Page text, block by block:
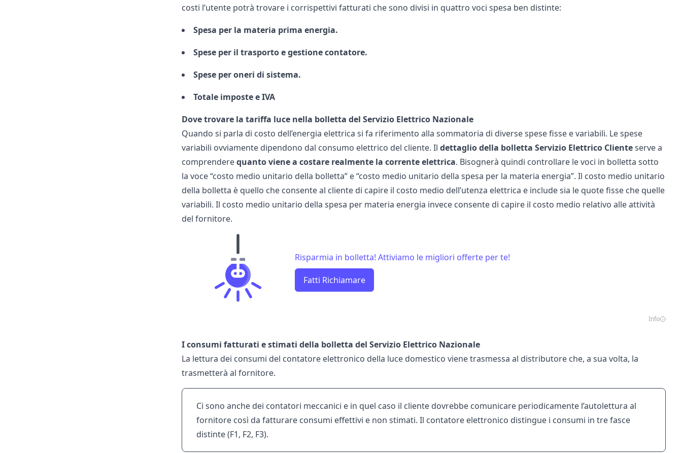
costi l’utente potrà trovare i corrispettivi fatturati che sono divisi in quattro voci spesa ben distinte:
Spesa per la materia prima energia.
Spese per il trasporto e gestione contatore.
Spese per oneri di sistema.
Totale imposte e IVA
Dove trovare la tariffa luce nella bolletta del Servizio Elettrico Nazionale
Quando si parla di costo dell’energia elettrica si fa riferimento alla sommatoria di diverse spese fisse e variabili. Le spese
variabili ovviamente dipendono dal consumo elettrico del cliente. Il dettaglio della bolletta Servizio Elettrico Clienteserve a
comprenderequanto viene a costare realmente la corrente elettrica. Bisognerà quindi controllare le voci in bolletta sotto
la voce “costo medio unitario della bolletta” e “costo medio unitario della spesa per la materia energia”. Il costo medio unitario
della bolletta è quello che consente al cliente di capire il costo medio dell’utenza elettrica e include sia le quote fisse che quelle
variabili. Il costo medio unitario della spesa per materia energia invece consente di capire il costo medio relativo alle attività
del fornitore.
Risparmia in bolletta! Attiviamo le migliori offerte per te!
Fatti Richiamare
Info
I consumi fatturati e stimati della bolletta del Servizio Elettrico Nazionale
La lettura dei consumi del contatore elettronico della luce domestico viene trasmessa al distributore che, a sua volta, la
trasmetterà al fornitore.
Ci sono anche dei contatori meccanici e in quel caso il cliente dovrebbe comunicare periodicamente l’autolettura al
fornitore così da fatturare consumi effettivi e non stimati. Il contatore elettronico distingue i consumi in tre fasce
distinte (F1, F2, F3).